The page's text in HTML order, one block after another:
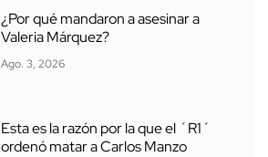
¿Por qué mandaron a asesinar a
Valeria Márquez?
Ago. 3, 2026
Esta es la razón por la que el ´R1´
ordenó matar a Carlos Manzo